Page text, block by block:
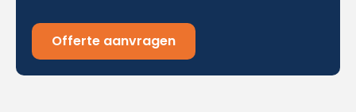
Offerte aanvragen